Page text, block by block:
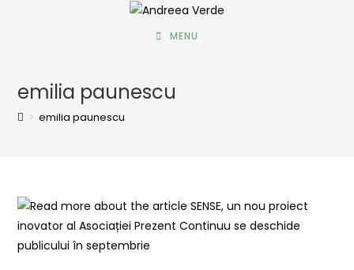
MENU
emilia paunescu
> emilia paunescu